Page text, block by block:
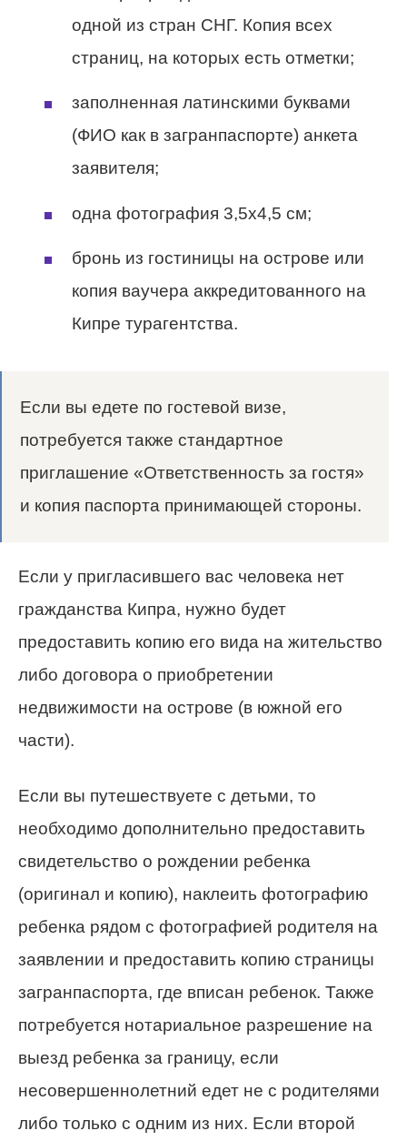
одной из стран СНГ. Копия всех
страниц, на которых есть отметки;
заполненная латинскими буквами
(ФИО как в загранпаспорте) анкета
заявителя;
одна фотография 3,5х4,5 см;
бронь из гостиницы на острове или
копия ваучера аккредитованного на
Кипре турагентства.
Если вы едете по гостевой визе,
потребуется также стандартное
приглашение «Ответственность за гостя»
и копия паспорта принимающей стороны.
Если у пригласившего вас человека нет
гражданства Кипра, нужно будет
предоставить копию его вида на жительство
либо договора о приобретении
недвижимости на острове (в южной его
части).
Если вы путешествуете с детьми, то
необходимо дополнительно предоставить
свидетельство о рождении ребенка
(оригинал и копию), наклеить фотографию
ребенка рядом с фотографией родителя на
заявлении и предоставить копию страницы
загранпаспорта, где вписан ребенок. Также
потребуется нотариальное разрешение на
выезд ребенка за границу, если
несовершеннолетний едет не с родителями
либо только с одним из них. Если второй